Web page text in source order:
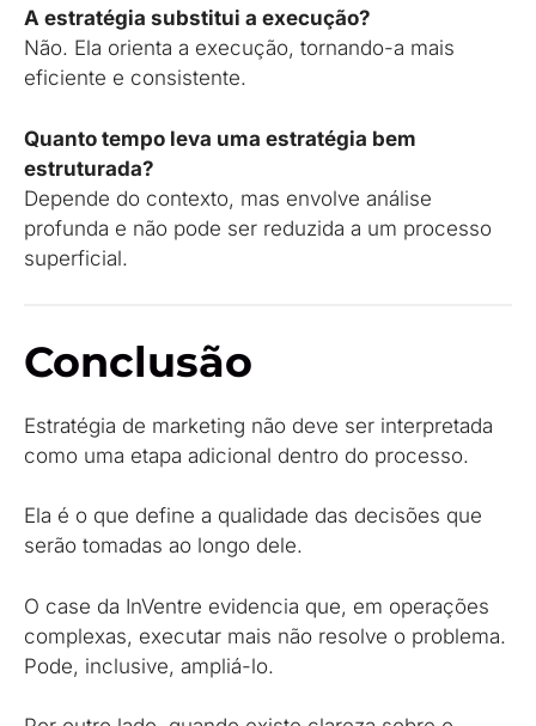
A estratégia substitui a execução?
Não. Ela orienta a execução, tornando-a mais
eficiente e consistente.
Quanto tempo leva uma estratégia bem
estruturada?
Depende do contexto, mas envolve análise
profunda e não pode ser reduzida a um processo
superficial.
Conclusão
Estratégia de marketing não deve ser interpretada
como uma etapa adicional dentro do processo.
Ela é o que define a qualidade das decisões que
serão tomadas ao longo dele.
O case da InVentre evidencia que, em operações
complexas, executar mais não resolve o problema.
Pode, inclusive, ampliá-lo.